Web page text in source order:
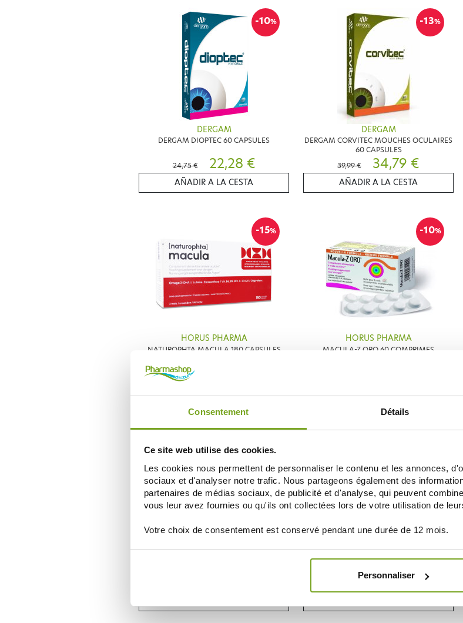
Consentement Détails
Ce site web utilise des cookies.
Les cookies nous permettent de personnaliser le contenu et les annonces,
sociaux et d'analyser notre trafic. Nous partageons également des
partenaires de médias sociaux, de publicité et d'analyse, qui peuvent
vous leur avez fournies ou qu'ils ont collectées lors de votre utilisation de
Votre choix de consentement est conservé pendant une durée de 12 mois.
Personnaliser
-10%
DERGAM
DERGAM DIOPTEC 60 CAPSULES
24,75 € 22,28 €
AÑADIR A LA CESTA
-13%
DERGAM
DERGAM CORVITEC MOUCHES OCULAIRES
60 CAPSULES
39,99 €
34,79 €
AÑADIR A LA CESTA
-15%
HORUS PHARMA
NATUROPHTA MACULA 180 CAPSULES
73,45 €
-10%
HORUS PHARMA
MACULA-Z ORO 60 COMPRIMES
DERGAM BAUSCH & LOMB
BAUSCH LOMB PRESERVISION 3 60
25,33 €